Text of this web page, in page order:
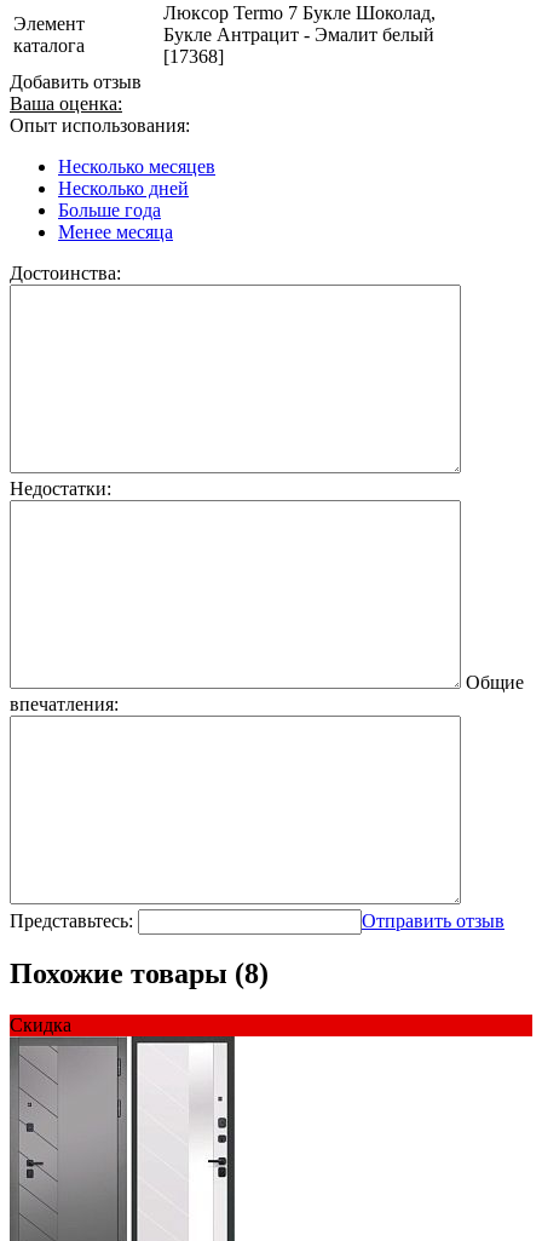
Элемент
каталога
Люксор Termo 7 Букле Шоколад,
Букле Антрацит - Эмалит белый
[17368]
Добавить отзыв
Ваша оценка:
Опыт использования:
Несколько месяцев
Несколько дней
Больше года
Менее месяца
Достоинства:
Недостатки:
Общие
впечатления:
Представьтесь: Отправить отзыв
Похожие товары (8)
Скидка